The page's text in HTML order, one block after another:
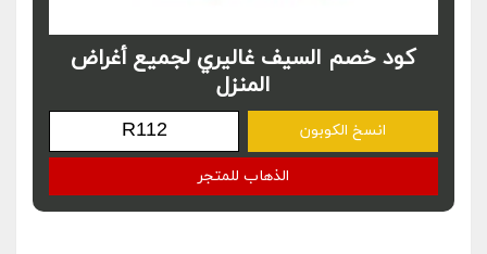
كود خصم السيف غاليري لجميع أغراض
المنزل
انسخ الكوبون
الذهاب للمتجر